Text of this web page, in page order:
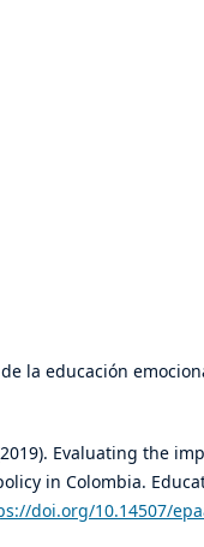
la educación
Evaluating the
in Colombia.
doi.org/10.14507/